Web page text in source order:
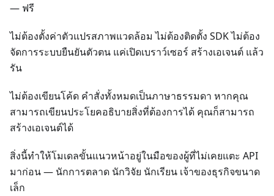
— ฟรี
ไม่ต้องตั้งค่าตัวแปรสภาพแวดล้อม ไม่ต้องติดตั้ง SDK ไม่ต้อง
จัดการระบบยืนยันตัวตน แค่เปิดเบราว์เซอร์ สร้างเอเจนต์ แล้ว
รัน
ไม่ต้องเขียนโค้ด คำสั่งทั้งหมดเป็นภาษาธรรมดา หากคุณ
สามารถเขียนประโยคอธิบายสิ่งที่ต้องการได้ คุณก็สามารถ
สร้างเอเจนต์ได้
สิ่งนี้ทำให้โมเดลขั้นแนวหน้าอยู่ในมือของผู้ที่ไม่เคยแตะ API
มาก่อน — นักการตลาด นักวิจัย นักเรียน เจ้าของธุรกิจขนาด
เล็ก